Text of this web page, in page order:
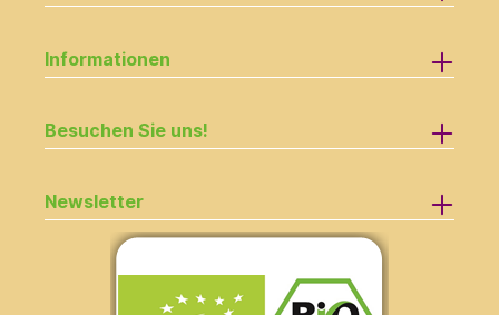
Informationen
Besuchen Sie uns!
Newsletter